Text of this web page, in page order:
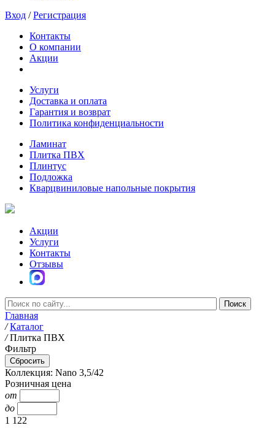
Вход /Регистрация
Контакты
О компании
Акции
Услуги
Доставка и оплата
Гарантия и возврат
Политика конфиденциальности
Ламинат
Плитка ПВХ
Плинтус
Подложка
Кварцвиниловые напольные покрытия
Акции
Услуги
Контакты
Отзывы
Главная
/ Каталог
/ Плитка ПВХ
Фильтр
Коллекция: Nano 3,5/42
Розничная цена
от
до
1 122